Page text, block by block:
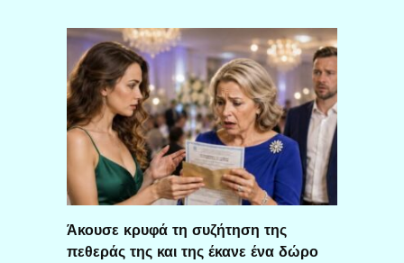
Άκουσε κρυφά τη συζήτηση της
πεθεράς της και της έκανε ένα δώρο